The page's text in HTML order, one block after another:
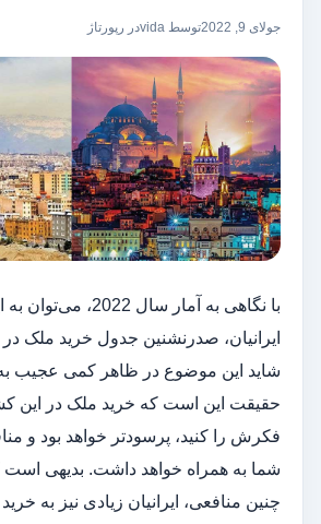
جولای 9, 2022 توسط vida در رپورتاژ
با نگاهی به آمار سال
ایرانیان، صدرنشنین جدول خرید ملک
شاید این موضوع در ظاهر کمی عجیب
حقیقت این است که خرید ملک در این
فکرش را کنید، پرسودتر خواهد بود و
شما به همراه خواهد داشت. بدیهی است
چنین منافعی، ایرانیان زیادی نیز به